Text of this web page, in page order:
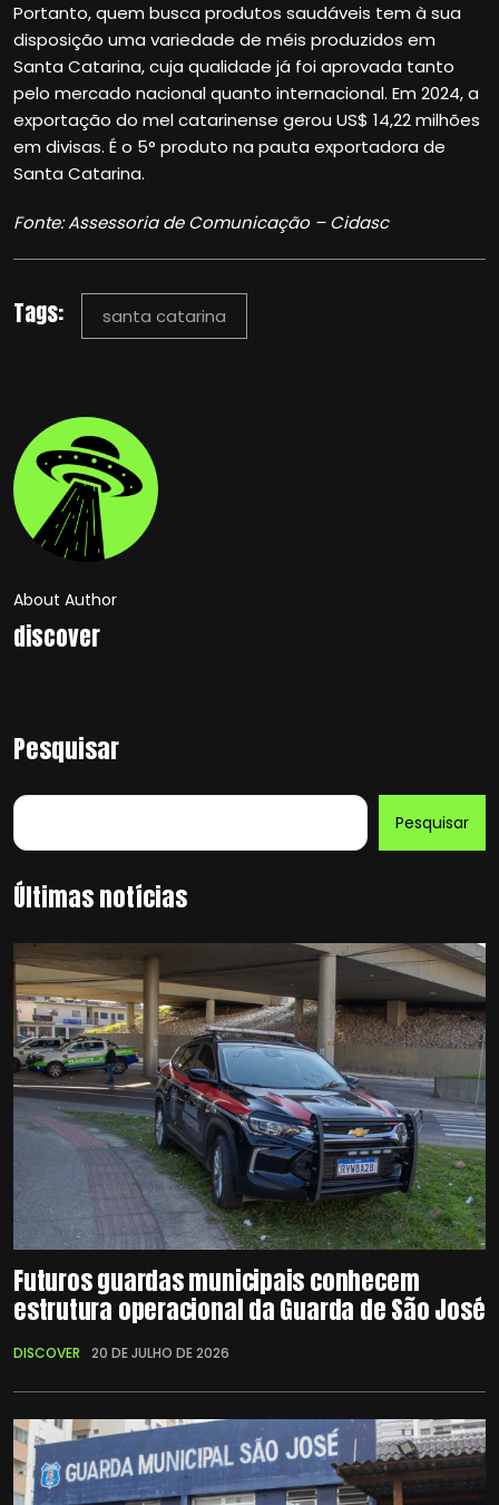
Portanto, quem busca produtos saudáveis tem à sua
disposição uma variedade de méis produzidos em
Santa Catarina, cuja qualidade já foi aprovada tanto
pelo mercado nacional quanto internacional. Em 2024, a
exportação do mel catarinense gerou US$ 14,22 milhões
em divisas. É o 5° produto na pauta exportadora de
Santa Catarina.
Fonte: Assessoria de Comunicação – Cidasc
Tags: santa catarina
About Author
discover
Pesquisar
Pesquisar
Últimas notícias
Futuros guardas municipais conhecem
estrutura operacional da Guarda de São José
DISCOVER 20 DE JULHO DE 2026